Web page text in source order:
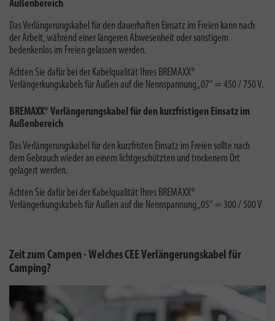
Außenbereich
Das Verlängerungskabel für den dauerhaften Einsatz im Freien kann nach
der Arbeit, während einer längeren Abwesenheit oder sonstigem
bedenkenlos im Freien gelassen werden.
Achten Sie dafür bei der Kabelqualität Ihres BREMAXX®
Verlängerkungskabels für Außen auf die Nennspannung „07“ = 450 / 750 V.
BREMAXX® Verlängerungskabel für den kurzfristigen Einsatz im
Außenbereich
Das Verlängerungskabel für den kurzfristen Einsatz im Freien sollte nach
dem Gebrauch wieder an einem lichtgeschützten und trockenem Ort
gelagert werden.
Achten Sie dafür bei der Kabelqualität Ihres BREMAXX®
Verlängerkungskabels für Außen auf die Nennspannung „05“ = 300 / 500 V
Zeit zum Campen - Welches CEE Verlängerungskabel für
Camping?